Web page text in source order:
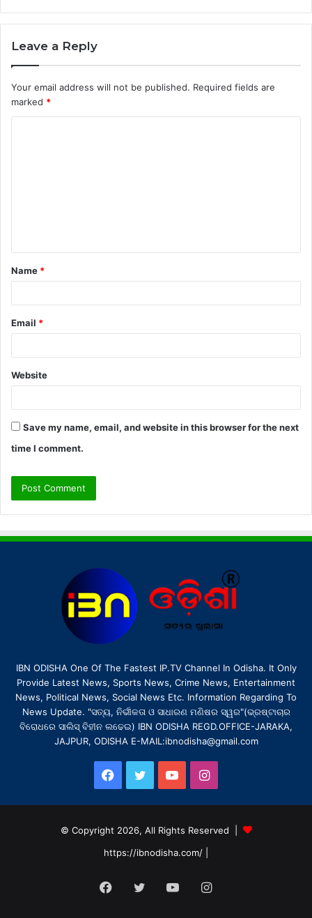
Leave a Reply
Your email address will not be published. Required fields are
marked *
t
*
Name *
Email *
Website
Save my name, email, and website in this browser for the next
time I comment.
IBN ODISHA One Of The Fastest IP.TV Channel In Odisha. It Only
Provide Latest News, Sports News, Crime News, Entertainment
News, Political News, Social News Etc. Information Regarding To
News Update. "ସତ୍ୟ, ନିର୍ଭୀକତା ଓ ସାଧାରଣ ମଣିଷର ସ୍ୱର"(ଭ୍ରଷ୍ଟାଚାର
ବିରୋଧରେ ସାଲିସ୍ ବିହୀନ ଲଢେଇ) IBN ODISHA REGD.OFFICE-JARAKA,
JAJPUR, ODISHA E-MAIL:ibnodisha@gmail.com
Facebook
TwitterYouTubeInstagram
© Copyright 2026, All Rights Reserved |
https://ibnodisha.com/
Facebook
TwitterYouTubeInstagram